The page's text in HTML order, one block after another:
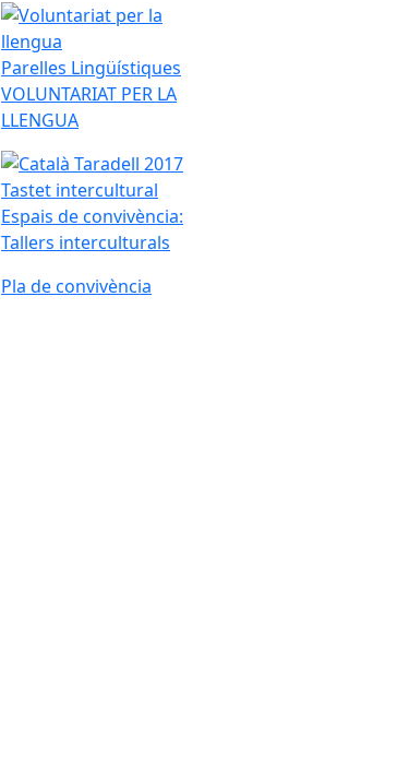
Parelles Lingüístiques VOLUNTARIAT PER LA
Parelles Lingüístiques
VOLUNTARIAT PER LA
LLENGUA
Espais de convivència: Tallers interculturals
Espais de convivència:
Tallers interculturals
Pla de convivència